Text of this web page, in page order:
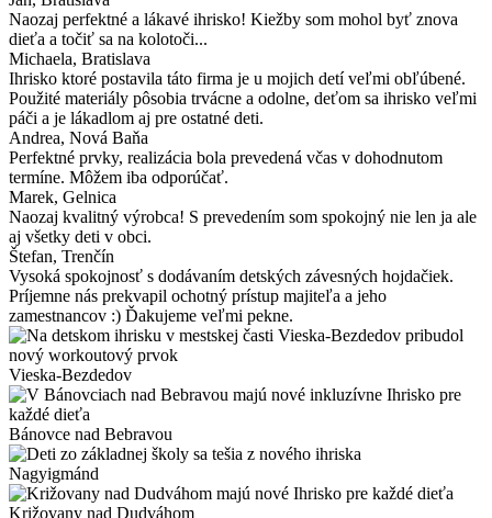
Naozaj perfektné a lákavé ihrisko! Kiežby som mohol byť znova
dieťa a točiť sa na kolotoči...
Michaela, Bratislava
Ihrisko ktoré postavila táto firma je u mojich detí veľmi obľúbené.
Použité materiály pôsobia trvácne a odolne, deťom sa ihrisko veľmi
páči a je lákadlom aj pre ostatné deti.
Andrea, Nová Baňa
Perfektné prvky, realizácia bola prevedená včas v dohodnutom
termíne. Môžem iba odporúčať.
Marek, Gelnica
Naozaj kvalitný výrobca! S prevedením som spokojný nie len ja ale
aj všetky deti v obci.
Štefan, Trenčín
Vysoká spokojnosť s dodávaním detských závesných hojdačiek.
Príjemne nás prekvapil ochotný prístup majiteľa a jeho
zamestnancov :) Ďakujeme veľmi pekne.
Vieska-Bezdedov
Bánovce nad Bebravou
Nagyigmánd
Križovany nad Dudváhom